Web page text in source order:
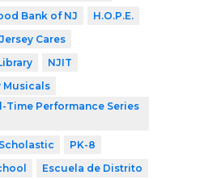
Bank of NJ
H.O.P.E.
Jersey Cares
NJIT
Musicals
Time Performance Series
Scholastic
PK-8
Escuela de Distrito